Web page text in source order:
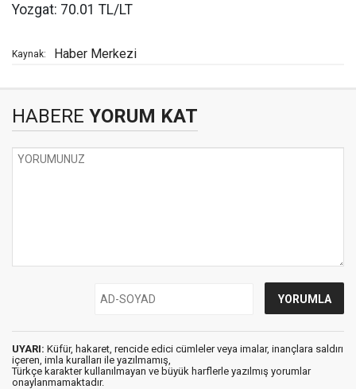
Yozgat: 70.01 TL/LT
Kaynak: Haber Merkezi
HABERE YORUM KAT
UYARI: Küfür, hakaret, rencide edici cümleler veya imalar, inançlara saldırı
içeren, imla kuralları ile yazılmamış,
Türkçe karakter kullanılmayan ve büyük harflerle yazılmış yorumlar
onaylanmamaktadır.